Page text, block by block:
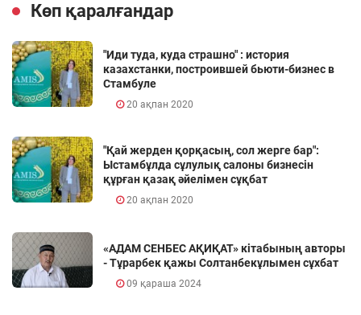
Көп қаралғандар
"Иди туда, куда страшно" : история
казахстанки, построившей бьюти-бизнес в
Стамбуле
20 ақпан 2020
"Қай жерден қорқасың, сол жерге бар":
Ыстамбұлда сұлулық салоны бизнесін
құрған қазақ әйелімен сұқбат
20 ақпан 2020
«АДАМ СЕНБЕС АҚИҚАТ» кітабының авторы
- Тұрарбек қажы Солтанбекұлымен сұхбат
09 қараша 2024